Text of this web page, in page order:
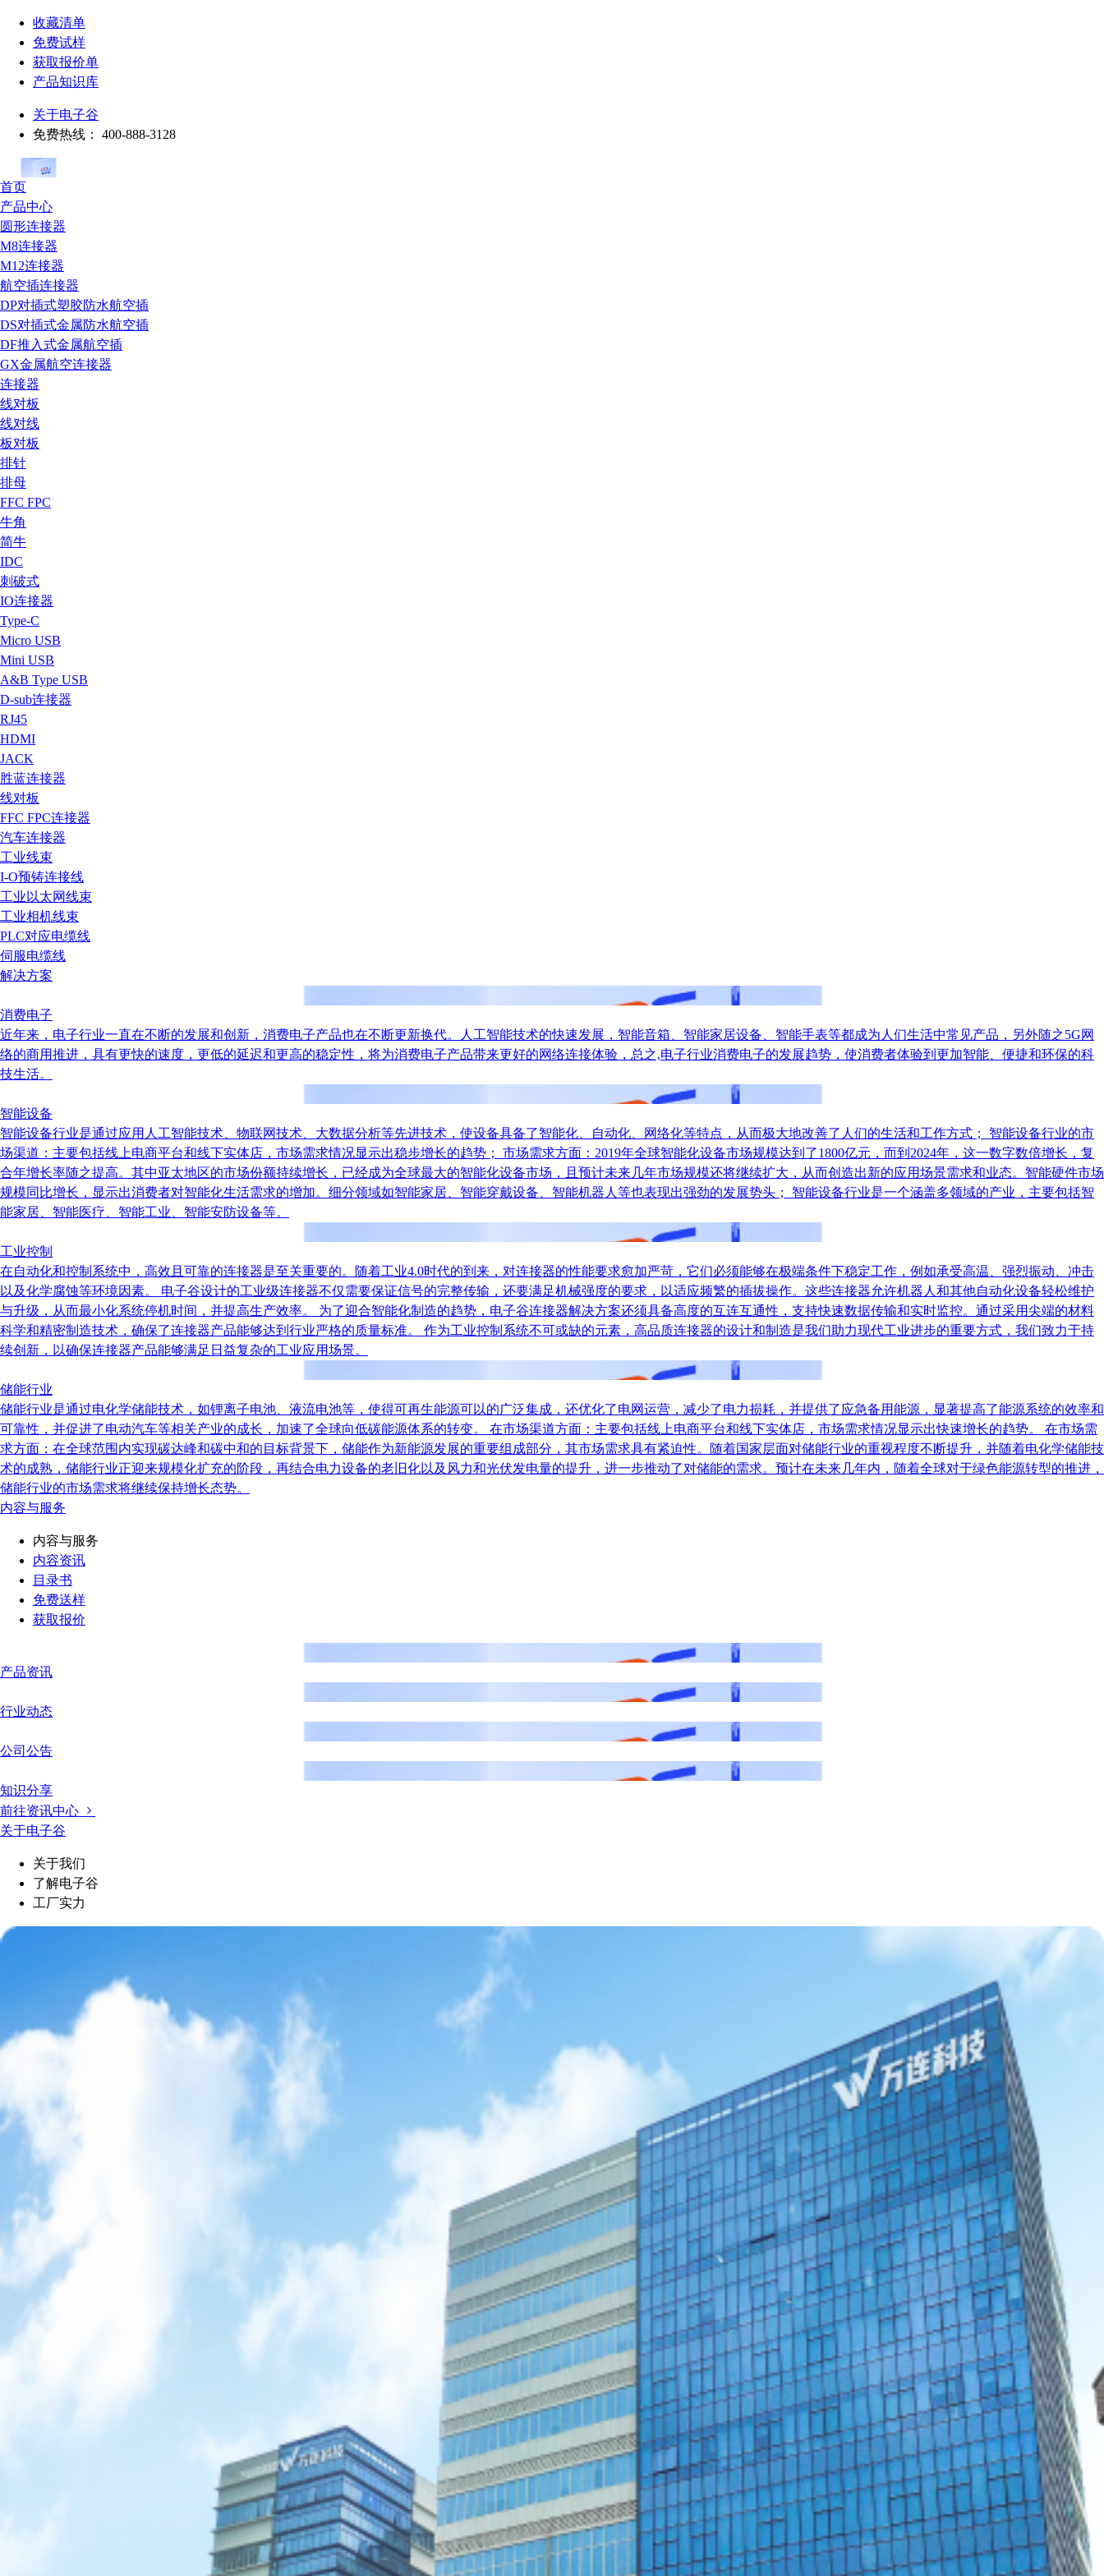
收藏清单
免费试样
获取报价单
产品知识库
关于电子谷
免费热线：
400-888-3128
首页
产品中心
圆形连接器
M8连接器
M12连接器
航空插连接器
DP对插式塑胶防水航空插
DS对插式金属防水航空插
DF推入式金属航空插
GX金属航空连接器
连接器
线对板
线对线
板对板
排针
排母
FFC FPC
牛角
简牛
IDC
刺破式
IO连接器
Type-C
Micro USB
Mini USB
A&B Type USB
D-sub连接器
RJ45
HDMI
JACK
胜蓝连接器
线对板
FFC FPC连接器
汽车连接器
工业线束
I-O预铸连接线
工业以太网线束
工业相机线束
PLC对应电缆线
伺服电缆线
解决方案
消费电子
近年来，电子行业一直在不断的发展和创新，消费电子产品也在不断更新换代。人工智能技术的快速发展，智能音箱、智能家居设备、智能手表等都成为人们生活中常见产品，另外随之5G网
络的商用推进，具有更快的速度，更低的延迟和更高的稳定性，将为消费电子产品带来更好的网络连接体验，总之,电子行业消费电子的发展趋势，使消费者体验到更加智能、便捷和环保的科
技生活。
智能设备
智能设备行业是通过应用人工智能技术、物联网技术、大数据分析等先进技术，使设备具备了智能化、自动化、网络化等特点，从而极大地改善了人们的生活和工作方式； 智能设备行业的市
场渠道：主要包括线上电商平台和线下实体店，市场需求情况显示出稳步增长的趋势； 市场需求方面：2019年全球智能化设备市场规模达到了1800亿元，而到2024年，这一数字数倍增长，复
合年增长率随之提高。其中亚太地区的市场份额持续增长，已经成为全球最大的智能化设备市场，且预计未来几年市场规模还将继续扩大，从而创造出新的应用场景需求和业态。智能硬件市场
规模同比增长，显示出消费者对智能化生活需求的增加。细分领域如智能家居、智能穿戴设备、智能机器人等也表现出强劲的发展势头； 智能设备行业是一个涵盖多领域的产业，主要包括智
能家居、智能医疗、智能工业、智能安防设备等。
工业控制
在自动化和控制系统中，高效且可靠的连接器是至关重要的。随着工业4.0时代的到来，对连接器的性能要求愈加严苛，它们必须能够在极端条件下稳定工作，例如承受高温、强烈振动、冲击
以及化学腐蚀等环境因素。 电子谷设计的工业级连接器不仅需要保证信号的完整传输，还要满足机械强度的要求，以适应频繁的插拔操作。这些连接器允许机器人和其他自动化设备轻松维护
与升级，从而最小化系统停机时间，并提高生产效率。 为了迎合智能化制造的趋势，电子谷连接器解决方案还须具备高度的互连互通性，支持快速数据传输和实时监控。通过采用尖端的材料
科学和精密制造技术，确保了连接器产品能够达到行业严格的质量标准。 作为工业控制系统不可或缺的元素，高品质连接器的设计和制造是我们助力现代工业进步的重要方式，我们致力于持
续创新，以确保连接器产品能够满足日益复杂的工业应用场景。
储能行业
储能行业是通过电化学储能技术，如锂离子电池、液流电池等，使得可再生能源可以的广泛集成，还优化了电网运营，减少了电力损耗，并提供了应急备用能源，显著提高了能源系统的效率和
可靠性，并促进了电动汽车等相关产业的成长，加速了全球向低碳能源体系的转变。 在市场渠道方面：主要包括线上电商平台和线下实体店，市场需求情况显示出快速增长的趋势。 在市场需
求方面：在全球范围内实现碳达峰和碳中和的目标背景下，储能作为新能源发展的重要组成部分，其市场需求具有紧迫性。随着国家层面对储能行业的重视程度不断提升，并随着电化学储能技
术的成熟，储能行业正迎来规模化扩充的阶段，再结合电力设备的老旧化以及风力和光伏发电量的提升，进一步推动了对储能的需求。预计在未来几年内，随着全球对于绿色能源转型的推进，
储能行业的市场需求将继续保持增长态势。
内容与服务
内容与服务
内容资讯
目录书
免费送样
获取报价
产品资讯
行业动态
公司公告
知识分享
前往资讯中心
关于电子谷
关于我们
了解电子谷
工厂实力